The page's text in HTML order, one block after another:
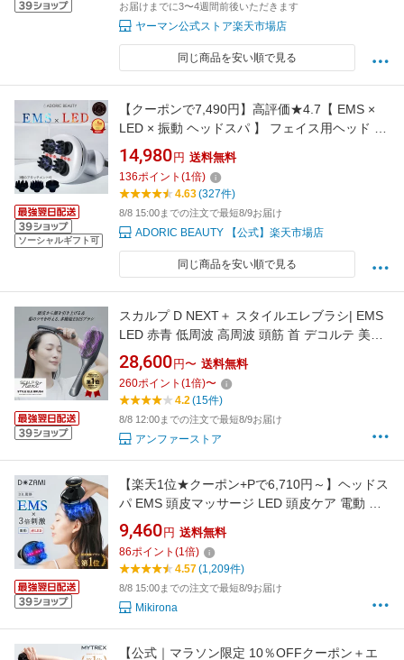
お届けまでに3〜4週間前後いただきます
ヤーマン公式ストア楽天市場店
同じ商品を安い順で見る
ソーシャルギフト可
【クーポンで7,490円】高評価★4.7【 EMS ×
LED × 振動 ヘッドスパ 】 フェイス用ヘッド 防
水 電動 頭皮ブラシ フェイスケア EMS強弱 ス
カルプケア ボディケア 頭皮ケア 美容家電 頭皮
マッサージャー 【ADORIC BEAUTY 公式】 お
14,980 円 送料無料
136ポイント (1倍)
4.63(327件)
8/8 15:00までの注文で最短8/9お届け
ADORIC BEAUTY 【公式】楽天市場店
同じ商品を安い順で見る
スカルプ D NEXT＋ スタイルエレブラシ| EMS
LED 赤青 低周波 高周波 頭筋 首 デコルテ 美顔
器 人気 おすすめ 売れ筋 ギフト ネクスト 電気
ブラシ ギフト
28,600 円〜 送料無料
260ポイント (1倍)〜
4.2(15件)
8/8 12:00までの注文で最短8/9お届け
アンファーストア
【楽天1位★クーポン+Pで6,710円～】ヘッドス
パ EMS 頭皮マッサージ LED 頭皮ケア 電動 ヘ
ッドマッサージ 3D揉捏 美髪 美肌 15分オフ
EMS強弱調整 IPX7防水 アタッチメント人気 頭
痛 改善 乾湿両用 ボディ お風呂 お歳暮 サロン
級美容 プレゼント 美顔器 男女兼用
9,460 円 送料無料
86ポイント (1倍)
4.57(1,209件)
8/8 15:00までの注文で最短8/9お届け
Mikirona
【公式｜マラソン限定 10％OFFクーポン＋エ